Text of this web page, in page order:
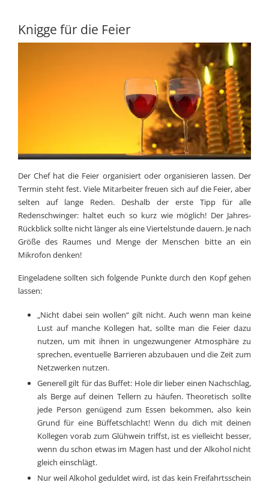
Knigge für die Feier
Der Chef hat die Feier organisiert oder organisieren lassen. Der
Termin steht fest. Viele Mitarbeiter freuen sich auf die Feier, aber
selten auf lange Reden. Deshalb der erste Tipp für alle
Redenschwinger: haltet euch so kurz wie möglich! Der Jahres-
Rückblick sollte nicht länger als eine Viertelstunde dauern. Je nach
Größe des Raumes und Menge der Menschen bitte an ein
Mikrofon denken!
Eingeladene sollten sich folgende Punkte durch den Kopf gehen
lassen:
„Nicht dabei sein wollen“ gilt nicht. Auch wenn man keine
Lust auf manche Kollegen hat, sollte man die Feier dazu
nutzen, um mit ihnen in ungezwungener Atmosphäre zu
sprechen, eventuelle Barrieren abzubauen und die Zeit zum
Netzwerken nutzen.
Generell gilt für das Buffet: Hole dir lieber einen Nachschlag,
als Berge auf deinen Tellern zu häufen. Theoretisch sollte
jede Person genügend zum Essen bekommen, also kein
Grund für eine Büffetschlacht! Wenn du dich mit deinen
Kollegen vorab zum Glühwein triffst, ist es vielleicht besser,
wenn du schon etwas im Magen hast und der Alkohol nicht
gleich einschlägt.
Nur weil Alkohol geduldet wird, ist das kein Freifahrtsschein